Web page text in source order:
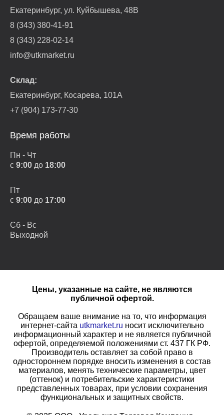
Екатеринбург, ул. Куйбышева, 48В
8 (343) 380-41-91
8 (343) 228-02-14
info@utkmarket.ru
Склад:
Екатеринбург, Косарева, 101А
+7 (904) 173-77-30
Время работы
Пн - Чт
с 9:00 до 18:00
Пт
с 9:00 до 17:00
Сб - Вс
Выходной
Цены, указанные на сайте, не являются
публичной офертой.
Обращаем ваше внимание на то, что информация
интернет-сайта utkmarket.ru носит исключительно
информационный характер и не является публичной
офертой, определяемой положениями ст. 437 ГК РФ.
Производитель оставляет за собой право в
одностороннем порядке вносить изменения в состав
материалов, менять технические параметры, цвет
(оттенок) и потребительские характеристики
представленных товарах, при условии сохранения
функциональных и защитных свойств.